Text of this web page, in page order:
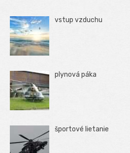
vstup vzduchu
plynová páka
športové lietanie